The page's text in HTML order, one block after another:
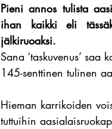
Pieni annos tulista
ihan kaikki eli
jälkiruoaksi.
Sana ‘taskuvenus’
145-senttinen tulinen
Hieman karrikoiden
tuttuihin